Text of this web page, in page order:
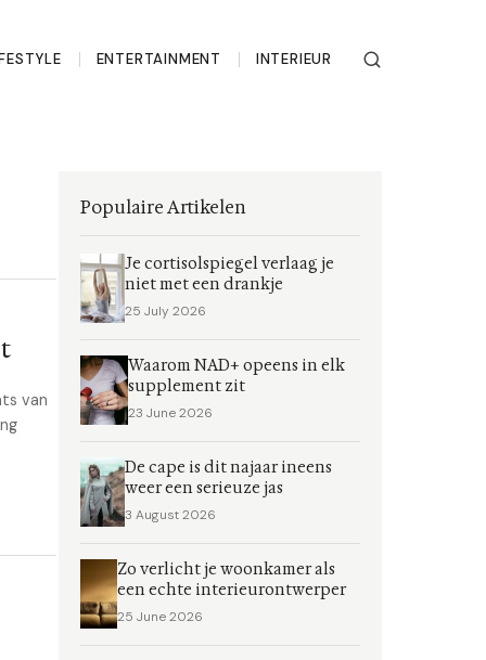
ENTERTAINMENT INTERIEUR
van
Populaire Artikelen
Je cortisolspiegel verlaag je
niet met een drankje
25 July 2026
Waarom NAD+ opeens in elk
supplement zit
23 June 2026
De cape is dit najaar ineens
weer een serieuze jas
3 August 2026
Zo verlicht je woonkamer als
een echte interieurontwerper
25 June 2026